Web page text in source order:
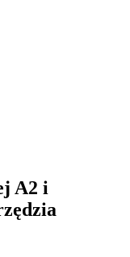
A2 i